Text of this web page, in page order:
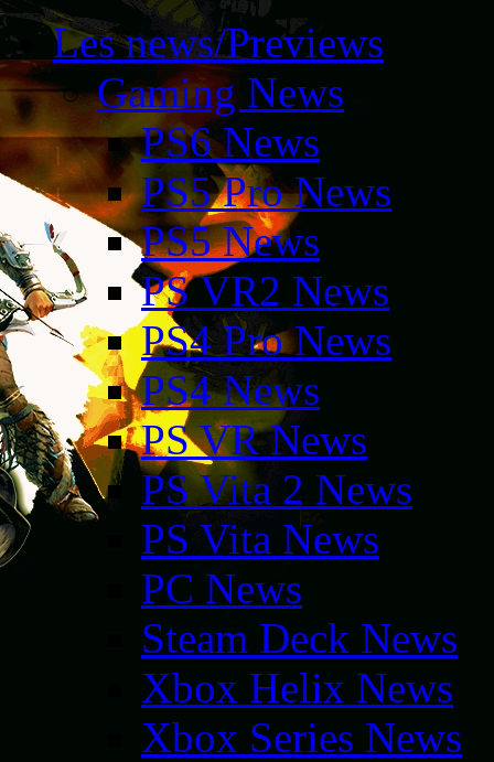
Les news/Previews
Gaming News
PS6 News
PS5 Pro News
PS5 News
PS VR2 News
PS4 Pro News
PS4 News
PS VR News
PS Vita 2 News
PS Vita News
PC News
Steam Deck News
Xbox Helix News
Xbox Series News